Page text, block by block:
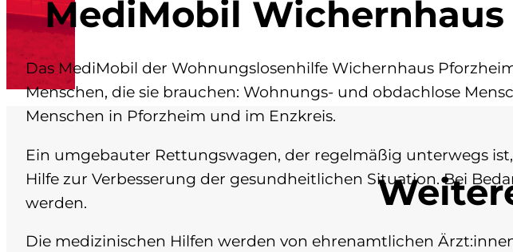
MediMobil Wichernhaus
Das MediMobil der Wohnungslosenhilfe Wichernhaus
Menschen, die sie brauchen: Wohnungs- und obdachlose
Menschen in Pforzheim und im Enzkreis.
Ein umgebauter Rettungswagen, der regelmäßig unterwegs
Hilfe zur Verbesserung der gesundheitlichen Situation. Bei
werden.
Die medizinischen Hilfen werden von ehrenamtlichen